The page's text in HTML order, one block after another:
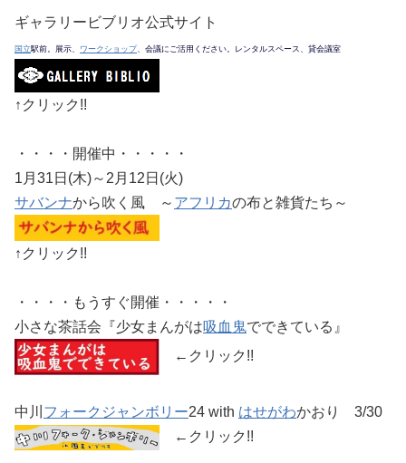
ギャラリービブリオ公式サイト
国立駅前。展示、 ワークショップ、会議にご活用ください。レンタルスペース、貸会議室
↑クリック!!
・・・・開催中・・・・・
1月31日(木)～2月12日(火)
サバンナから吹く風 ～ アフリカの布と雑貨たち～
↑クリック!!
・・・・もうすぐ開催・・・・・
小さな茶話会『少女まんがは吸血鬼でできている』
←クリック!!
中川 フォークジャンボリー24 with はせがわかおり 3/30
←クリック!!